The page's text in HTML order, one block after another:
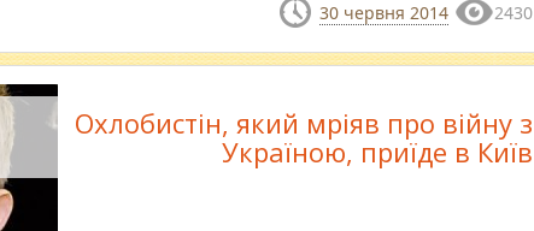
30 червня 2014 2430
Охлобистін, який мріяв про війну з
Україною, приїде в Київ